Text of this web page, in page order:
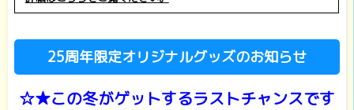
25周年限定オリジナルグッズのお知らせ
☆★この冬がゲットするラストチャンスです